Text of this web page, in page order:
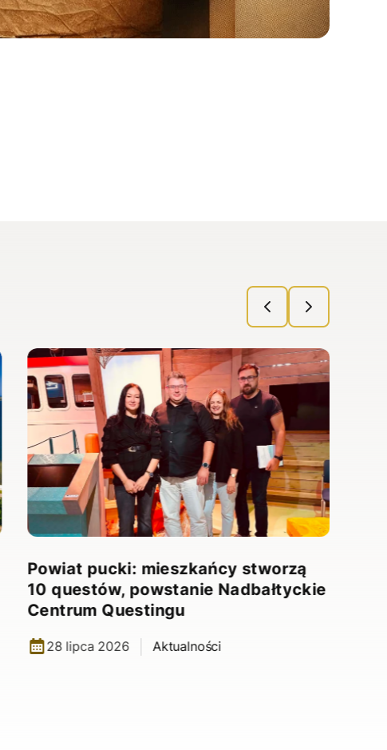
Powiat pucki: mieszkańcy stworzą
10 questów, powstanie Nadbałtyckie
Centrum Questingu
28 lipca 2026 Aktualności